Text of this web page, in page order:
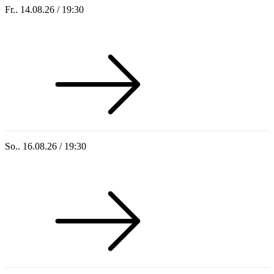
Fr.. 14.08.26 / 19:30
So.. 16.08.26 / 19:30